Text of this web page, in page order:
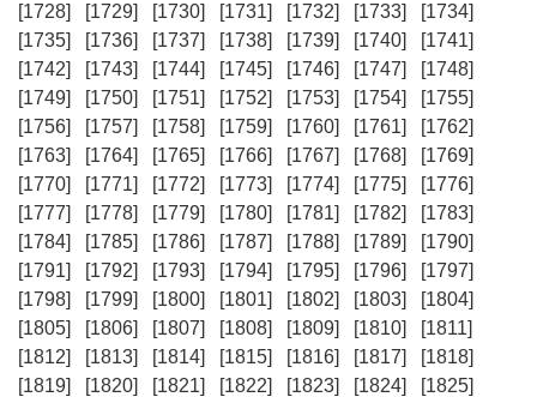
[1728]
[1729] [1730] [1731] [1732] [1733]
[1734]
[1735]
[1736] [1737] [1738] [1739] [1740]
[1741]
[1742]
[1743] [1744] [1745] [1746] [1747]
[1748]
[1749]
[1750] [1751] [1752] [1753] [1754]
[1755]
[1756]
[1757] [1758] [1759] [1760] [1761]
[1762]
[1763]
[1764] [1765] [1766] [1767] [1768]
[1769]
[1770]
[1771] [1772] [1773] [1774] [1775]
[1776]
[1777]
[1778] [1779] [1780] [1781] [1782]
[1783]
[1784]
[1785] [1786] [1787] [1788] [1789]
[1790]
[1791]
[1792] [1793] [1794] [1795] [1796]
[1797]
[1798]
[1799] [1800] [1801] [1802] [1803]
[1804]
[1805]
[1806] [1807] [1808] [1809] [1810]
[1811]
[1812]
[1813] [1814] [1815] [1816] [1817]
[1818]
[1819]
[1820] [1821] [1822] [1823] [1824]
[1825]